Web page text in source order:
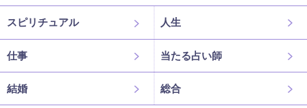
スピリチュアル 人生
仕事 当たる占い師
結婚 総合